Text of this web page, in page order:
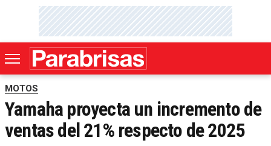
MOTOS
Yamaha proyecta un incremento de
ventas del 21% respecto de 2025